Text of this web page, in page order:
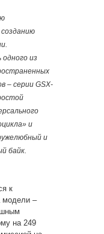
созданию
из
– серии GSX-
и
и
байк.
к
модели –
на 249